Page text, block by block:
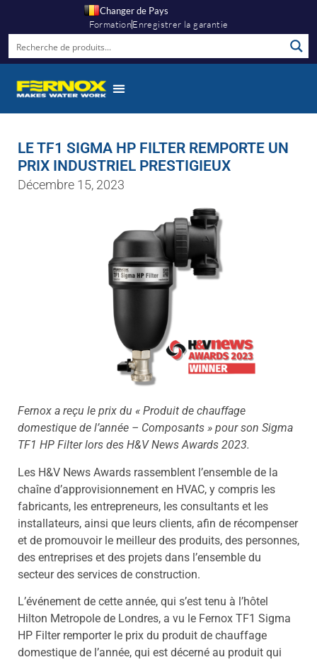
Changer de Pays
FormationEnregistrer la garantie
LE TF1 SIGMA HP FILTER REMPORTE UN
PRIX INDUSTRIEL PRESTIGIEUX
Décembre 15, 2023
Fernox a reçu le prix du « Produit de chauffage
domestique de l’année – Composants » pour son Sigma
TF1 HP Filter lors des H&V News Awards 2023.
Les H&V News Awards rassemblent l’ensemble de la
chaîne d’approvisionnement en HVAC, y compris les
fabricants, les entrepreneurs, les consultants et les
installateurs, ainsi que leurs clients, afin de récompenser
et de promouvoir le meilleur des produits, des personnes,
des entreprises et des projets dans l’ensemble du
secteur des services de construction.
L’événement de cette année, qui s’est tenu à l’hôtel
Hilton Metropole de Londres, a vu le Fernox TF1 Sigma
HP Filter remporter le prix du produit de chauffage
domestique de l’année, qui est décerné au produit qui